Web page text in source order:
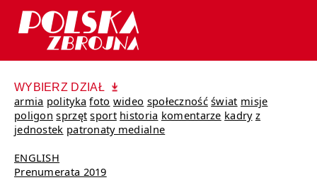
WYBIERZ DZIAŁ
armia polityka foto wideo społeczność świat misje
poligon sprzęt sport historia komentarze kadry z
jednostek patronaty medialne
ENGLISH
Prenumerata 2019